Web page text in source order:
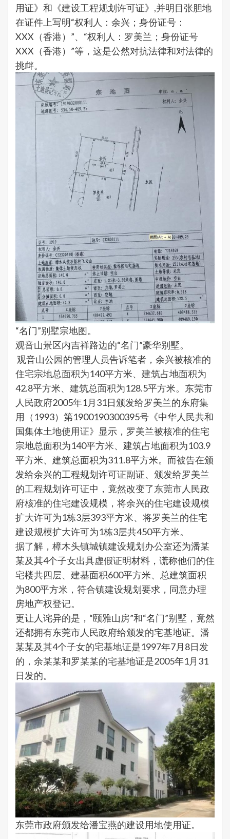
用证》和《建设工程规划许可证》,并明目张胆地
在证件上写明“权利人：余兴；身份证号：
XXX（香港）”、“权利人：罗美兰；身份证号
XXX（香港）”等，这是公然对抗法律和对法律的
挑衅。
“名门”别墅宗地图。
观音山景区内吉祥路边的“名门”豪华别墅。
观音山公园的管理人员告诉笔者，余兴被核准的
住宅宗地总面积为140平方米、建筑占地面积为
42.8平方米、建筑总面积为128.5平方米。东莞市
人民政府2005年1月31日颁发给罗美兰的东府集
用（1993）第1900190300395号《中华人民共和
国集体土地使用证》显示，罗美兰被核准的住宅
宗地总面积为140平方米、建筑占地面积为103.9
平方米、建筑总面积为311.8平方米。而被告在颁
发给余兴的工程规划许可证副证、颁发给罗美兰
的工程规划许可证中，竟然改变了东莞市人民政
府核准的住宅建设规模，将余兴的住宅建设规模
扩大许可为1栋3层393平方米、将罗美兰的住宅
建设规模扩大许可为1栋3层共450平方米。
据了解，樟木头镇城镇建设规划办公室还为潘某
某及其4个子女出具虚假证明材料，谎称他们的住
宅楼共四层、建基面积600平方米、总建筑面积
为800平方米，符合镇建设规划要求，同意办理
房地产权登记。
更让人诧异的是，“颐雅山房”和“名门”别墅，竟然
还都拥有东莞市人民政府给颁发的宅基地证。潘
某某及其4个子女的宅基地证是1997年7月8日发
的，余某某和罗某某的宅基地证是2005年1月31
日发的。
东莞市政府颁发给潘宝燕的建设用地使用证。